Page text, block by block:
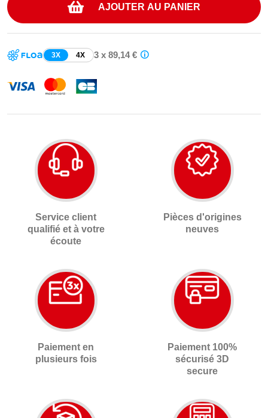
AJOUTER AU PANIER
3X 4X 3 x 89,14 €
Service client
qualifié et à votre
écoute
Pièces d'origines
neuves
Paiement en
plusieurs fois
Paiement 100%
sécurisé 3D
secure